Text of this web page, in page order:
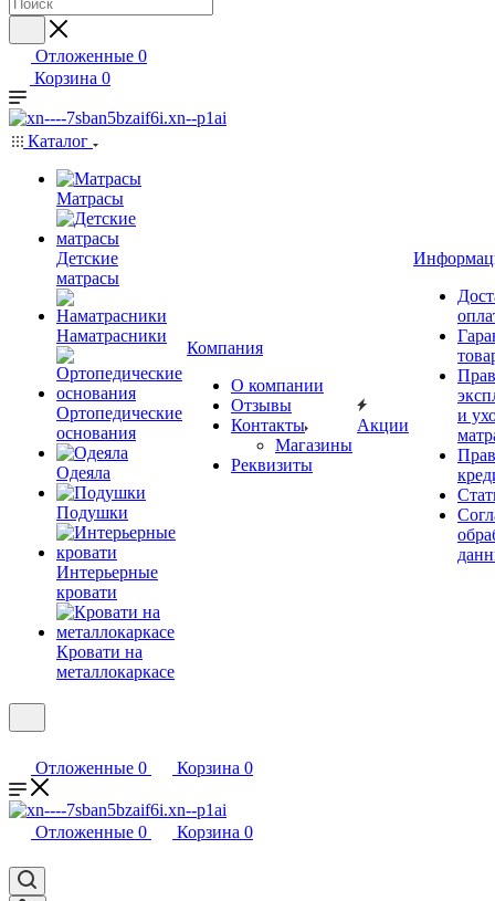
Отложенные 0
Корзина 0
Каталог
Матрасы
Детские
матрасы
Наматрасники
Ортопедические
основания
Одеяла
Подушки
Интерьерные
кровати
Кровати на
металлокаркасе
Компания
О компании
Отзывы
Контакты
Магазины
Реквизиты
Акции
и
Отложенные 0 Корзина 0
Отложенные 0 Корзина 0